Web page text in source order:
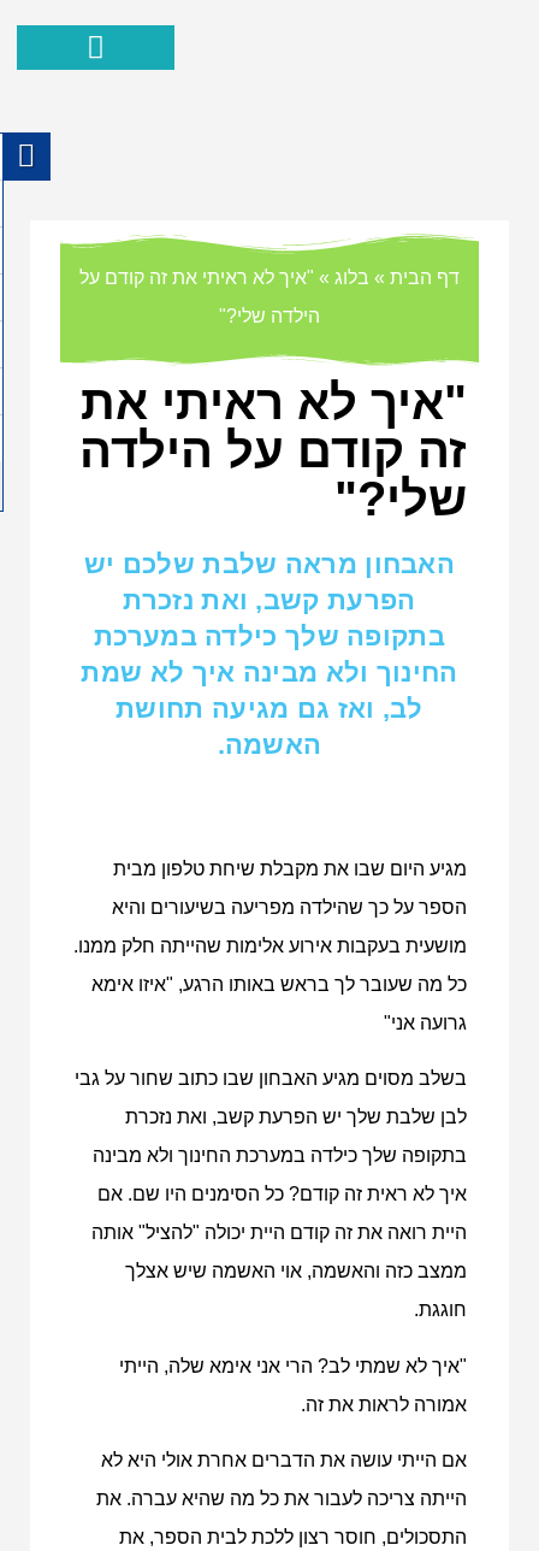
דף הבית » בלוג » "איך לא ראיתי את זה קודם על
הילדה שלי?"
"איך לא ראיתי את
זה קודם על הילדה
שלי?"
האבחון מראה שלבת שלכם יש
הפרעת קשב, ואת נזכרת
בתקופה שלך כילדה במערכת
החינוך ולא מבינה איך לא שמת
לב, ואז גם מגיעה תחושת
האשמה.
מגיע היום שבו את מקבלת שיחת טלפון מבית
הספר על כך שהילדה מפריעה בשיעורים והיא
מושעית בעקבות אירוע אלימות שהייתה חלק ממנו.
כל מה שעובר לך בראש באותו הרגע, "איזו אימא
גרועה אני"
בשלב מסוים מגיע האבחון שבו כתוב שחור על גבי
לבן שלבת שלך יש הפרעת קשב, ואת נזכרת
בתקופה שלך כילדה במערכת החינוך ולא מבינה
איך לא ראית זה קודם? כל הסימנים היו שם. אם
היית רואה את זה קודם היית יכולה "להציל" אותה
ממצב כזה והאשמה, אוי האשמה שיש אצלך
חוגגת.
"איך לא שמתי לב? הרי אני אימא שלה, הייתי
אמורה לראות את זה.
אם הייתי עושה את הדברים אחרת אולי היא לא
הייתה צריכה לעבור את כל מה שהיא עברה. את
התסכולים, חוסר רצון ללכת לבית הספר, את